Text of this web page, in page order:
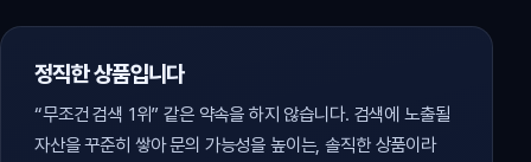
정직한 상품입니다
“무조건 검색 1위” 같은 약속을 하지 않습니다. 검색에 노출될
자산을 꾸준히 쌓아 문의 가능성을 높이는, 솔직한 상품이라